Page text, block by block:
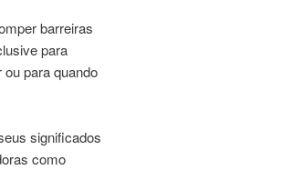
barreiras
para
para quando
significados
como